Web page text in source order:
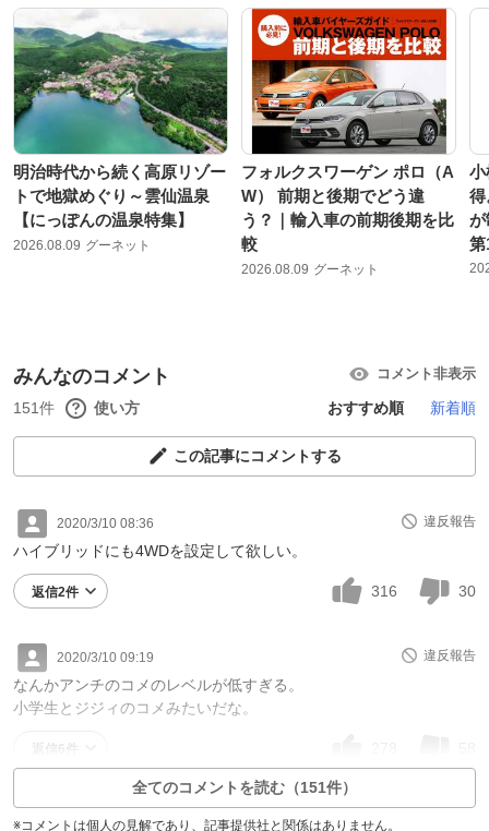
明治時代から続く高原リゾー
トで地獄めぐり～雲仙温泉
【にっぽんの温泉特集】
2026.08.09 グーネット
フォルクスワーゲン ポロ（A
W） 前期と後期でどう違
う？｜輸入車の前期後期を比
較
2026.08.09 グーネット
小
得
が
第
みんなのコメント コメント非表示
151件 使い方 おすすめ順 新着順
この記事にコメントする
2020/3/10 08:36 違反報告
ハイブリッドにも4WDを設定して欲しい。
返信2件 316 30
2020/3/10 09:19 違反報告
なんかアンチのコメのレベルが低すぎる。
小学生とジジィのコメみたいだな。
返信6件
全てのコメントを読む（151件）
※コメントは個人の見解であり、記事提供社と関係はありません。